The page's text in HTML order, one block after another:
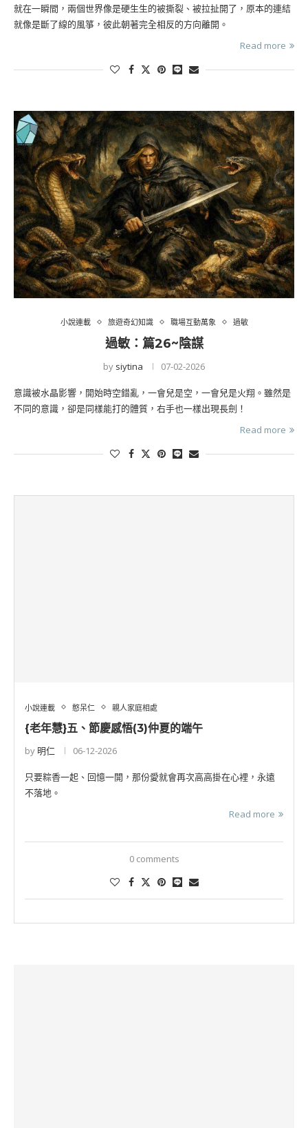
就在一瞬間，兩個世界像是硬生生的被撕裂、被拉扯開了，原本的連結
就像是斷了線的風箏，彼此朝著完全相反的方向離開。
Read more
小說連載 旅遊奇幻知識 職場互動萬象 過敏
過敏：篇26~陰謀
by siytina 07-02-2026
意識被水晶影響，開始時空錯亂，一會兒是空，一會兒是火翔。雖然是
不同的意識，卻是同樣能打的體質，右手也一樣出現長劍！
Read more
小說連載 憨呆仁 親人家庭相處
{老年慧}五、節慶感悟(3)仲夏的端午
by 明仁 06-12-2026
只要粽香一起、回憶一開，那份愛就會再次高高掛在心裡，永遠
不落地。
Read more
0 comments